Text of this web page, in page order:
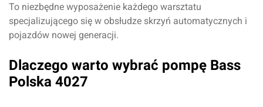
To niezbędne wyposażenie każdego warsztatu
specjalizującego się w obsłudze skrzyń automatycznych i
pojazdów nowej generacji.
Dlaczego warto wybrać pompę Bass
Polska 4027
Imię i nazwisko*
Komentarz*